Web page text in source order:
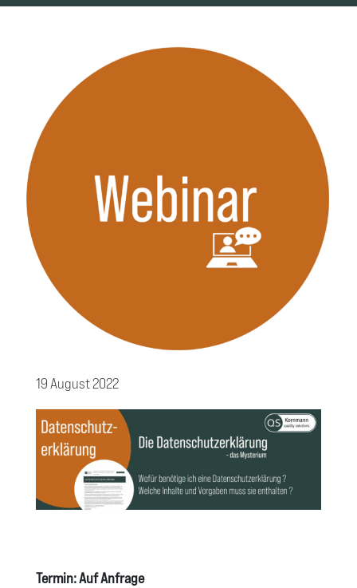
19 August 2022
Termin: Auf Anfrage